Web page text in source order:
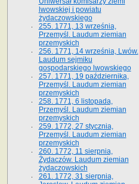
lwowskiej i powiatu
żydaczowskiego
255. 1771, 13 września,
Przemyśl. Laudum ziemian
przemyskich
256. 1771, 14 września, Lwów.
Laudum sejmiku
gospodarskiego lwowskiego
257. 1771, 19 października,
Przemyśl. Laudum ziemian
przemyskich
258. 1771, 6 listopada,
Przemyśl. Laudum ziemian
przemyskich
259. 1772, 27 stycznia,
Przemyśl. Laudum ziemian
przemyskich
260. 1772, 11 sierpnia,
Żydaczów. Laudum ziemian
żydaczowskich
261. 1772, 31 sierpnia,